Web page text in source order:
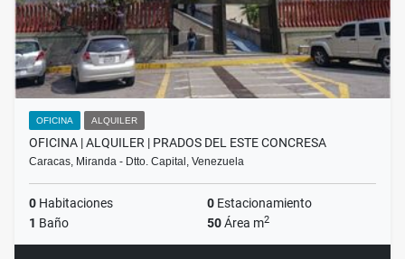
OFICINA ALQUILER
OFICINA | ALQUILER | PRADOS DEL ESTE CONCRESA
Caracas, Miranda - Dtto. Capital, Venezuela
0 Habitaciones 0 Estacionamiento
1 Baño 50Área m2